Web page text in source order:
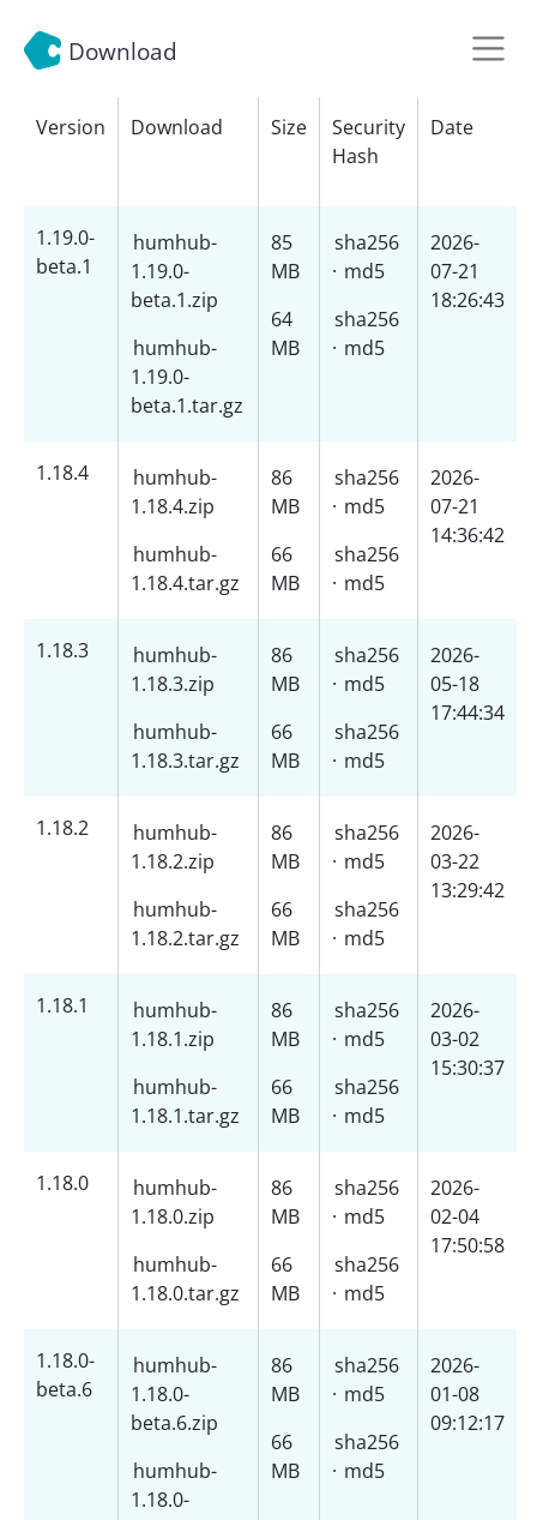
Download
Version Download Size
Security
Hash
Date
1.19.0-
beta.1
humhub-
1.19.0-
beta.1.zip
humhub-
1.19.0-
beta.1.tar.gz
85
MB
64
MB
sha256
· md5
sha256
· md5
2026-
07-21
18:26:43
1.18.4
humhub-
1.18.4.zip
humhub-
1.18.4.tar.gz
86
MB
66
MB
sha256
· md5
sha256
· md5
2026-
07-21
14:36:42
1.18.3
humhub-
1.18.3.zip
humhub-
1.18.3.tar.gz
86
MB
66
MB
sha256
· md5
sha256
· md5
2026-
05-18
17:44:34
1.18.2
humhub-
1.18.2.zip
humhub-
1.18.2.tar.gz
86
MB
66
MB
sha256
· md5
sha256
· md5
2026-
03-22
13:29:42
1.18.1
humhub-
1.18.1.zip
humhub-
1.18.1.tar.gz
86
MB
66
MB
sha256
· md5
sha256
· md5
2026-
03-02
15:30:37
1.18.0
humhub-
1.18.0.zip
humhub-
1.18.0.tar.gz
86
MB
66
MB
sha256
· md5
sha256
· md5
2026-
02-04
17:50:58
1.18.0-
beta.6
humhub-
1.18.0-
beta.6.zip
humhub-
1.18.0-
86
MB
66
MB
sha256
· md5
sha256
· md5
2026-
01-08
09:12:17